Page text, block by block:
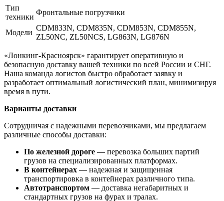
Тип
техники
Фронтальные погрузчики
Модели
CDM833N, CDM835N, CDM853N, CDM855N,
ZL50NC, ZL50NCS, LG863N, LG876N
«Лонкинг-Красноярск» гарантирует оперативную и
безопасную доставку вашей техники по всей России и СНГ.
Наша команда логистов быстро обработает заявку и
разработает оптимальный логистический план, минимизируя
время в пути.
Варианты доставки
Сотрудничая с надежными перевозчиками, мы предлагаем
различные способы доставки:
По железной дороге — перевозка больших партий
грузов на специализированных платформах.
В контейнерах — надежная и защищенная
транспортировка в контейнерах различного типа.
Автотранспортом — доставка негабаритных и
стандартных грузов на фурах и тралах.